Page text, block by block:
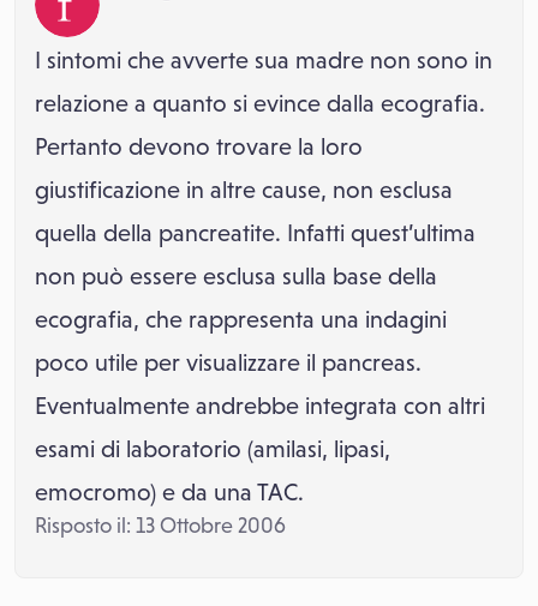
I sintomi che avverte sua madre non sono in
relazione a quanto si evince dalla ecografia.
Pertanto devono trovare la loro
giustificazione in altre cause, non esclusa
quella della pancreatite. Infatti quest’ultima
non può essere esclusa sulla base della
ecografia, che rappresenta una indagini
poco utile per visualizzare il pancreas.
Eventualmente andrebbe integrata con altri
esami di laboratorio (amilasi, lipasi,
emocromo) e da una TAC.
Risposto il: 13 Ottobre 2006